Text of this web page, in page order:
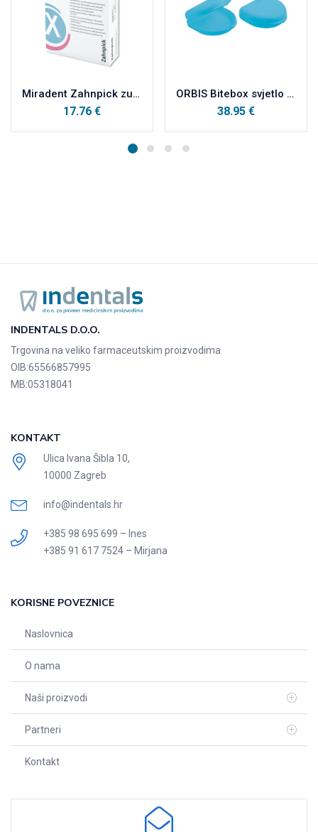
Miradent Zahnpick zubna čačkalica 100kom
17.76 €
ORBIS Bitebox svjetlo plava MINI
38.95 €
INDENTALS D.O.O.
Trgovina na veliko farmaceutskim proizvodima
OIB:65566857995
MB:05318041
KONTAKT
Ulica Ivana Šibla 10,
10000 Zagreb
info@indentals.hr
+385 98 695 699 – Ines
+385 91 617 7524 – Mirjana
KORISNE POVEZNICE
Naslovnica
O nama
Naši proizvodi
Partneri
Kontakt